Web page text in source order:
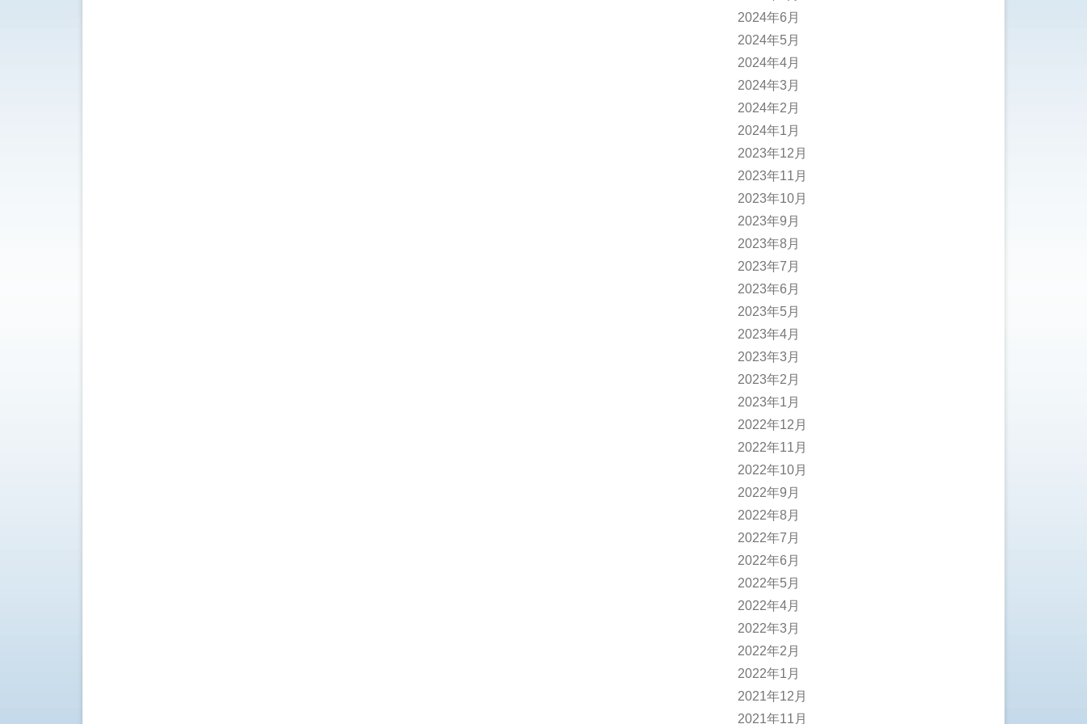
2024年6月
2024年5月
2024年4月
2024年3月
2024年2月
2024年1月
2023年12月
2023年11月
2023年10月
2023年9月
2023年8月
2023年7月
2023年6月
2023年5月
2023年4月
2023年3月
2023年2月
2023年1月
2022年12月
2022年11月
2022年10月
2022年9月
2022年8月
2022年7月
2022年6月
2022年5月
2022年4月
2022年3月
2022年2月
2022年1月
2021年12月
2021年11月